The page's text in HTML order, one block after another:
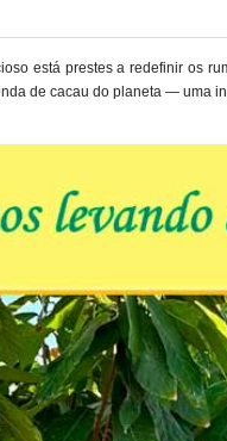
está prestes a redefinir os
de cacau do planeta — uma